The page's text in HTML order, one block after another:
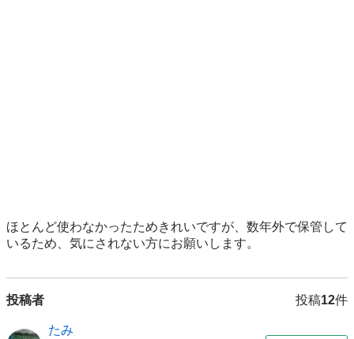
ほとんど使わなかったためきれいですが、数年外で保管して
いるため、気にされない方にお願いします。
投稿者 投稿12件
たみ